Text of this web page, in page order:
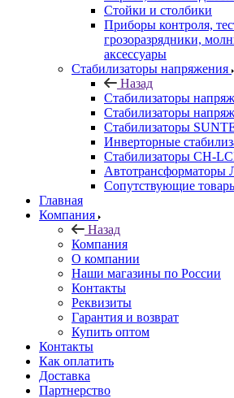
Стойки и столбики
Приборы контроля,
грозоразрядники,
аксессуары
Стабилизаторы напряжения
Назад
Стабилизаторы
Стабилизаторы
Стабилизаторы
Инверторные
Стабилизаторы СН-
Автотрансформаторы
Сопутствующие
Главная
Компания
Назад
Компания
О компании
Наши магазины по России
Контакты
Реквизиты
Гарантия и возврат
Купить оптом
Контакты
Как оплатить
Доставка
Партнерство